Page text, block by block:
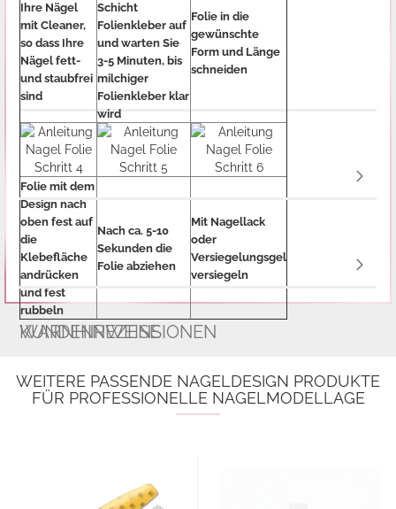
Ihre Nägel
mit Cleaner,
so dass Ihre
Nägel fett-
und staubfrei
sind
Schicht
Folienkleber auf
und warten Sie
3-5 Minuten, bis
milchiger
Folienkleber klar
wird
Folie in die
gewünschte
Form und Länge
schneiden
Folie mit dem
Design nach
oben fest auf
die
Klebefläche
andrücken
und fest
rubbeln
Nach ca. 5-10
Sekunden die
Folie abziehen
Mit Nagellack
oder
Versiegelungsgel
versiegeln
WARNHINWEISE
KUNDENREZENSIONEN
WEITERE PASSENDE NAGELDESIGN PRODUKTE
FÜR PROFESSIONELLE NAGELMODELLAGE